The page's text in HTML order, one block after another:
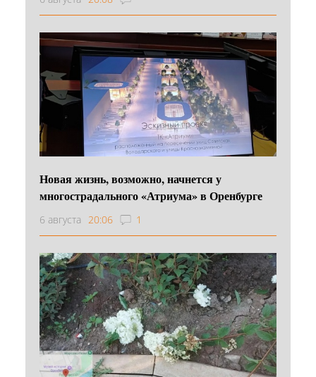
Новая жизнь, возможно, начнется у
многострадального «Атриума» в Оренбурге
6 августа 20:06 1